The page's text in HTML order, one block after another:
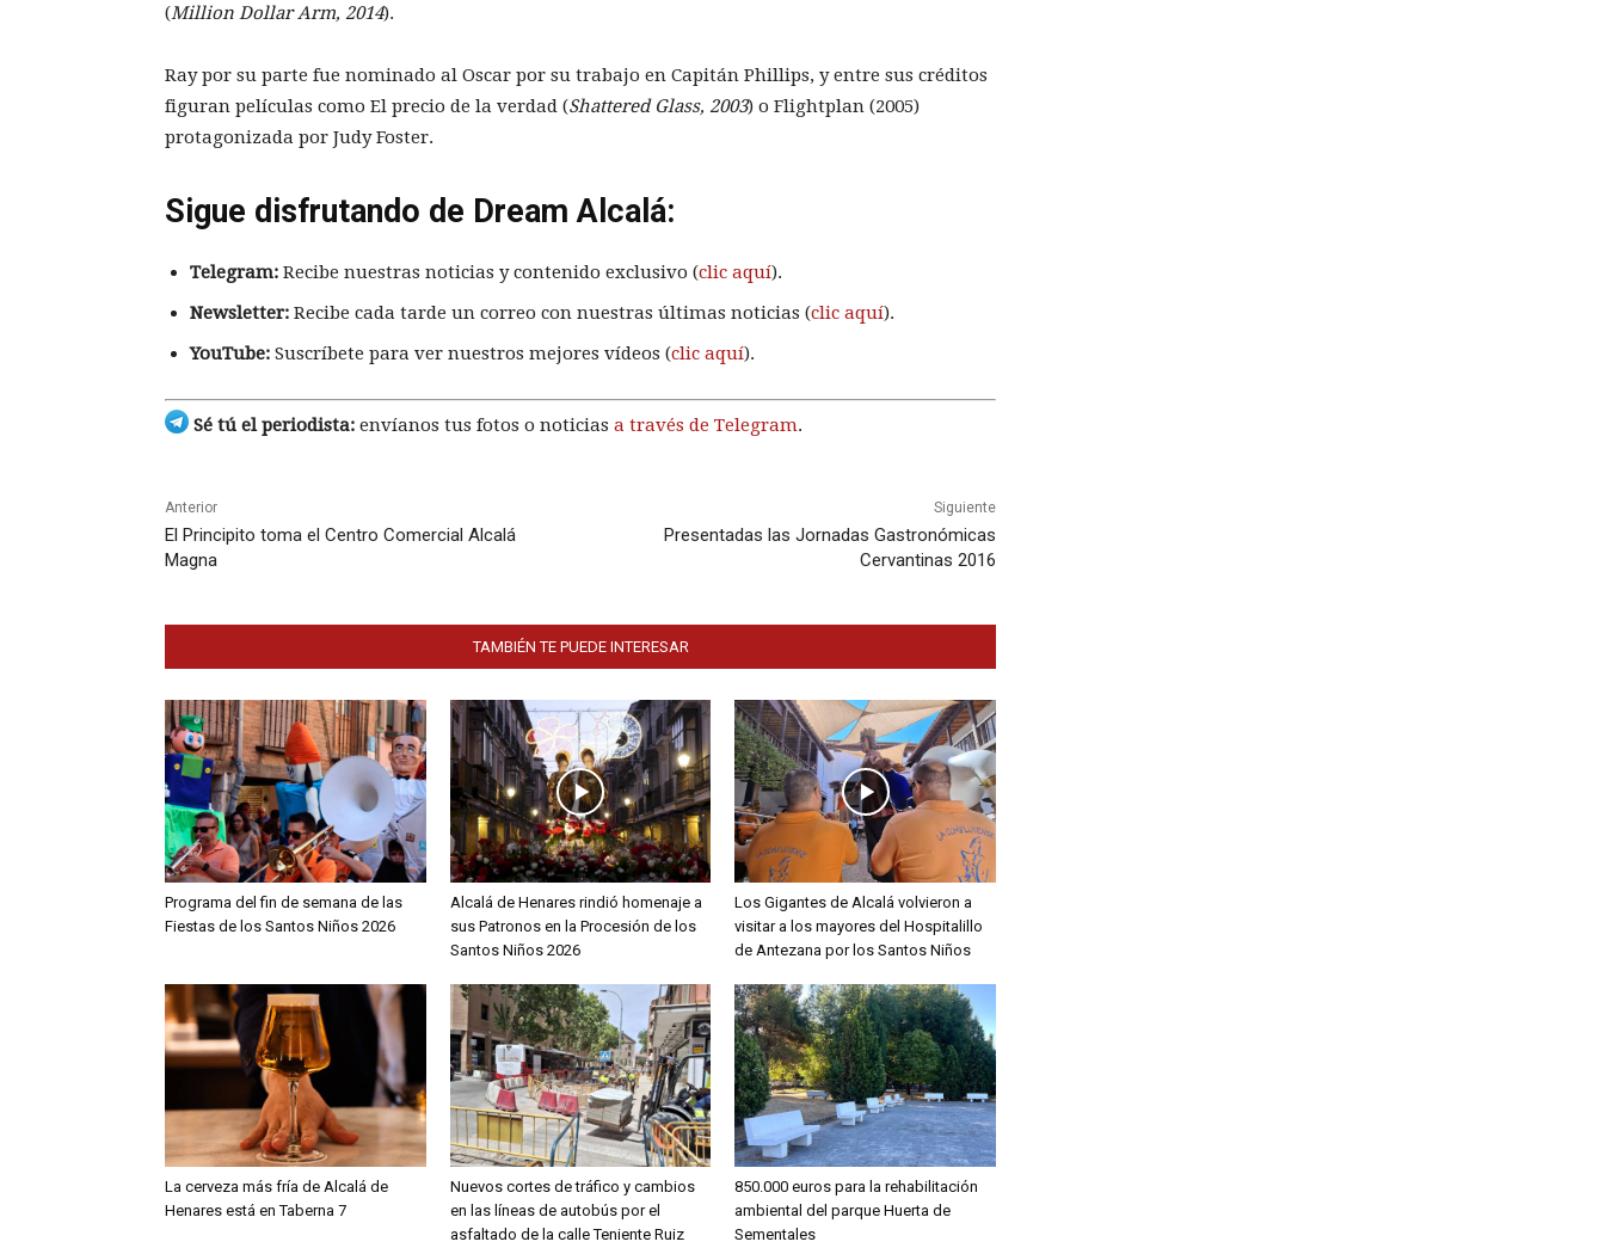
(Million Dollar Arm, 2014).
Ray por su parte fue nominado al Oscar por su trabajo en Capitán Phillips, y entre sus créditos
figuran películas como El precio de la verdad (Shattered Glass, 2003) o Flightplan (2005)
protagonizada por Judy Foster.
Sigue disfrutando de Dream Alcalá:
Telegram: Recibe nuestras noticias y contenido exclusivo (clic aquí).
Newsletter: Recibe cada tarde un correo con nuestras últimas noticias (clic aquí).
YouTube: Suscríbete para ver nuestros mejores vídeos (clic aquí).
Sé tú el periodista: envíanos tus fotos o noticias a través de Telegram.
Anterior
El Principito toma el Centro Comercial Alcalá
Magna
Siguiente
Presentadas las Jornadas Gastronómicas
Cervantinas 2016
TAMBIÉN TE PUEDE INTERESAR
Programa del fin de semana de las
Fiestas de los Santos Niños 2026
Alcalá de Henares rindió homenaje a
sus Patronos en la Procesión de los
Santos Niños 2026
Los Gigantes de Alcalá volvieron a
visitar a los mayores del Hospitalillo
de Antezana por los Santos Niños
La cerveza más fría de Alcalá de
Henares está en Taberna 7
Nuevos cortes de tráfico y cambios
en las líneas de autobús por el
asfaltado de la calle Teniente Ruiz
850.000 euros para la rehabilitación
ambiental del parque Huerta de
Sementales